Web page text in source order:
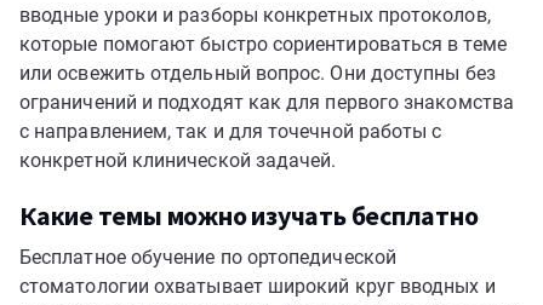
вводные уроки и разборы конкретных протоколов,
которые помогают быстро сориентироваться в теме
или освежить отдельный вопрос. Они доступны без
ограничений и подходят как для первого знакомства
с направлением, так и для точечной работы с
конкретной клинической задачей.
Какие темы можно изучать бесплатно
Бесплатное обучение по ортопедической
стоматологии охватывает широкий круг вводных и